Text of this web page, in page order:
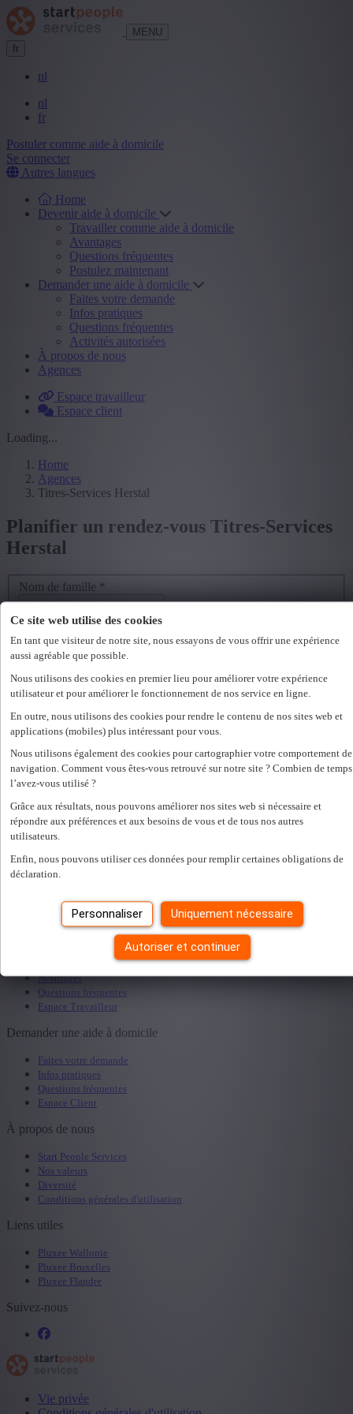
Ce site web utilise des cookies
En tant que visiteur de notre site, nous essayons de vous offrir une expérience
aussi agréable que possible.
Nous utilisons des cookies en premier lieu pour améliorer votre expérience
utilisateur et pour améliorer le fonctionnement de nos service en ligne.
En outre, nous utilisons des cookies pour rendre le contenu de nos sites web et
applications (mobiles) plus intéressant pour vous.
Nous utilisons également des cookies pour cartographier votre comportement de
navigation. Comment vous êtes-vous retrouvé sur notre site ? Combien de temps
l’avez-vous utilisé ?
Grâce aux résultats, nous pouvons améliorer nos sites web si nécessaire et
répondre aux préférences et aux besoins de vous et de tous nos autres
utilisateurs.
Enfin, nous pouvons utiliser ces données pour remplir certaines obligations de
déclaration.
Personnaliser Uniquement nécessaire
Autoriser et continuer
MENU
fr
nl
nl
fr
Postuler comme aide à domicile
Se connecter
Autres langues
Home
Devenir aide à domicile
Travailler comme aide à domicile
Avantages
Questions fréquentes
Postulez maintenant
Demander une aide à domicile
Faites votre demande
Infos pratiques
Questions fréquentes
Activités autorisées
À propos de nous
Agences
Espace travailleur
Espace client
Loading...
Home
Agences
Titres-Services Herstal
Planifier un rendez-vous Titres-Services
Herstal
Nom de famille *
Prénom*
Adresse e-mail *
GSM ou téléphone*
Pour quoi souhaitez-vous demander un rendez-vous ?
En remplissant ce formulaire, vous acceptezprivacy policy
. *
Une erreur s'est produite. Veuillez réessayer plus tard.
Trouver une agence dans votre région
Rechercher
Devenez aide à domicile
Travailler comme aide à domicile
Avantages
Questions fréquentes
Espace Travailleur
Demander une aide à domicile
Faites votre demande
Infos pratiques
Questions fréquentes
Espace Client
À propos de nous
Start People Services
Nos valeurs
Diversité
Conditions générales d'utilisation
Liens utiles
Pluxee Wallonie
Pluxee Bruxelles
Pluxee Flandre
Suivez-nous
Vie privée